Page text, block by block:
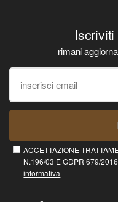
rimani
ACCETTAZIONE
N.196/03 E GDPR 679/
informativa